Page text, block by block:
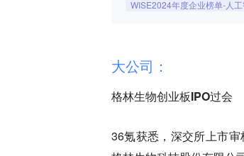
WISE2024年度企业榜单-人
大公司：
格林生物创业板IPO过会
36氪获悉，深交所上市